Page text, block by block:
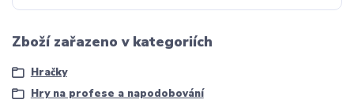
Zboží zařazeno v kategoriích
Hračky
Hry na profese a napodobování